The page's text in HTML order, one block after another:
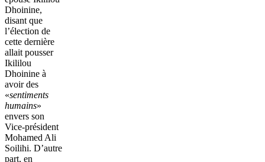
Dhoinine,
disant que
l’élection de
cette dernière
allait pousser
Ikililou
Dhoinine à
avoir des
«sentiments
humains»
envers son
Vice-président
Mohamed Ali
Soilihi. D’autre
part, en